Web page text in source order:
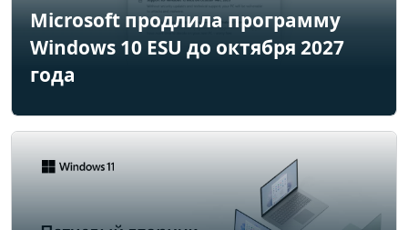
Microsoft продлила программу
Windows 10 ESU до октября 2027
года